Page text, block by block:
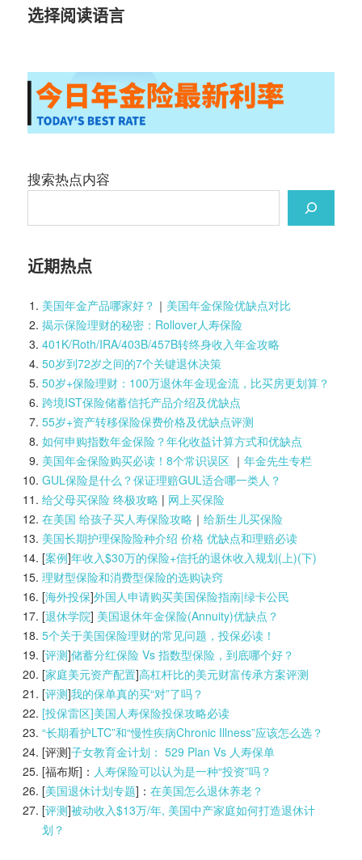
选择阅读语言
搜索热点内容
近期热点
美国年金产品哪家好？ ｜ 美国年金保险优缺点对比
揭示保险理财的秘密：Rollover人寿保险
401K/Roth/IRA/403B/457B转终身收入年金攻略
50岁到72岁之间的7个关键退休决策
50岁+保险理财：100万退休年金现金流，比买房更划算？
跨境IST保险储蓄信托产品介绍及优缺点
55岁+资产转移保险保费价格及优缺点评测
如何申购指数年金保险？年化收益计算方式和优缺点
美国年金保险购买必读！8个常识误区｜ 年金先生专栏
GUL保险是什么？保证理赔GUL适合哪一类人？
给父母买保险 终极攻略| 网上买保险
在美国 给孩子买人寿保险攻略｜ 给新生儿买保险
美国长期护理保险险种介绍 价格 优缺点和理赔必读
[案例]年收入$30万的保险+信托的退休收入规划(上)(下)
理财型保险和消费型保险的选购诀窍
[海外投保]外国人申请购买美国保险指南|绿卡公民
[退休学院] 美国退休年金保险(Annuity)优缺点？
5个关于美国保险理财的常见问题，投保必读！
[评测]储蓄分红保险 Vs 指数型保险，到底哪个好？
[家庭美元资产配置]高杠杆比的美元财富传承方案评测
[评测]我的保单真的买“对”了吗？
[投保雷区]美国人寿保险投保攻略必读
“长期看护LTC”和“慢性疾病Chronic Illness”应该怎么选？
[评测]子女教育金计划： 529 Plan Vs 人寿保单
[福布斯]： 人寿保险可以认为是一种“投资”吗？
[美国退休计划专题]： 在美国怎么退休养老？
[评测]被动收入$13万/年, 美国中产家庭如何打造退休计
划？